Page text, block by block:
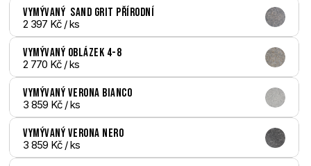
Vymývaný  Sand Grit přírodní
2 397 Kč / ks
Vymývaný Oblázek 4-8
2 770 Kč / ks
Vymývaný Verona bianco
3 859 Kč / ks
Vymývaný Verona nero
3 859 Kč / ks